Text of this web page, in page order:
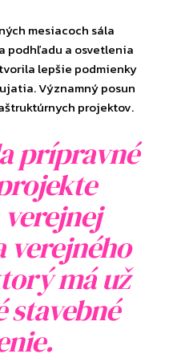
mesiacoch sála
podhľadu a osvetlenia
lepšie podmienky
Významný posun
projektov.
prípravné
verejného
má už
stavebné